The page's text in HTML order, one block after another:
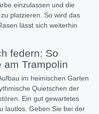
einzulassen und die
platzieren. So wird das
lässt sich weiterhin
federn: So
am Trampolin
im heimischen Garten
Quietschen der
Ein gut gewartetes
lautlos. Geben Sie bei der